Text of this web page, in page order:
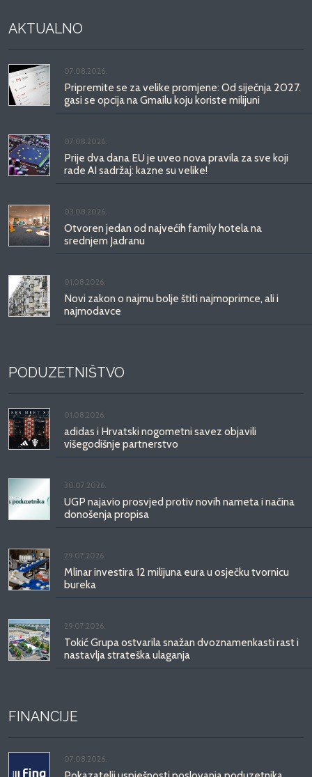
AKTUALNO
07.08.2026.
Pripremite se za velike promjene: Od siječnja 2027.
gasi se opcija na Gmailu koju koriste milijuni
07.08.2026.
Prije dva dana EU je uveo nova pravila za sve koji
rade AI sadržaj: kazne su velike!
03.08.2026.
Otvoren jedan od najvećih family hotela na
srednjem Jadranu
01.08.2026.
Novi zakon o najmu bolje štiti najmoprimce, ali i
najmodavce
PODUZETNIŠTVO
01.08.2026.
adidas i Hrvatski nogometni savez objavili
višegodišnje partnerstvo
30.07.2026.
UGP najavio prosvjed protiv novih nameta i načina
donošenja propisa
29.07.2026.
Mlinar investira 12 milijuna eura u osječku tvornicu
bureka
29.07.2026.
Tokić Grupa ostvarila snažan dvoznamenkasti rast i
nastavlja strateška ulaganja
FINANCIJE
07.08.2026.